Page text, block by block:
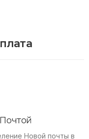
Новой почты в